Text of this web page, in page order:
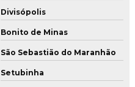
Divisópolis
Bonito de Minas
São Sebastião do Maranhão
Setubinha